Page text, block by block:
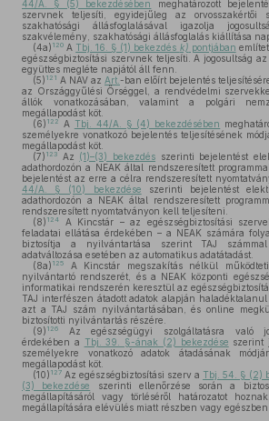
44/A. § (5) bekezdésében
meghatározott
szervnek teljesíti, egyidejűleg az orvosszakértői
szakhatósági állásfoglalásával igazolja
szakvélemény, szakhatósági állásfoglalás kiállítása
(4a) 120 A Tbj. 16. § (1) bekezdés k) pontjában
egészségbiztosítási szervnek teljesíti. A jogosultság
együttes megléte napjától áll fenn.
(5) 121 A NAV az Art. -ban előírt bejelentés
az Országgyűlési Őrséggel, a rendvédelmi
állók vonatkozásában, valamint a polgári
megállapodást köt.
(6) 122 A Tbj. 44/A. § (4) bekezdésében
személyekre vonatkozó bejelentés teljesítésének
megállapodást köt.
(7) 123 Az (1)–(3) bekezdés szerinti bejelentést
adathordozón a NEAK által rendszeresített
bejelentést az erre a célra rendszeresített
44/A. § (10) bekezdése szerinti bejelentést
adathordozón a NEAK által rendszeresített
rendszeresített nyomtatványon kell teljesíteni.
(8) 124
A Kincstár – az egészségbiztosítási
feladatai ellátása érdekében – a NEAK számára
biztosítja a nyilvántartása szerint TAJ
adatváltozása esetében az automatikus adatátadást.
(8a) 125
A Kincstár megszakítás nélkül
nyilvántartó rendszerét, és a NEAK központi
informatikai rendszerén keresztül az
TAJ interfészen átadott adatok alapján
azt a TAJ szám nyilvántartásában, és online
biztosítotti nyilvántartás részére.
(9) 126
Az egészségügyi szolgáltatásra való
érdekében a Tbj. 39. §-ának (2) bekezdése szerint
személyekre vonatkozó adatok átadásának
megállapodást köt.
(10) 127 Az egészségbiztosítási szerv a Tbj. 54. § (2)
(3) bekezdése
szerinti ellenőrzése során a
megállapításáról vagy törléséről határozatot
megállapítására elévülés miatt részben vagy egészben